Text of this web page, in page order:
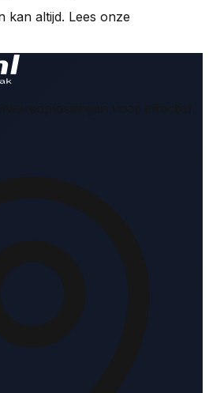
kan altijd. Lees onze